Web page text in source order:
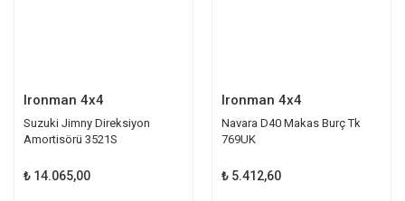
Ironman 4x4
Suzuki Jimny Direksiyon
Amortisörü 3521S
₺ 14.065,00
Ironman 4x4
Navara D40 Makas Burç Tk
769UK
₺ 5.412,60